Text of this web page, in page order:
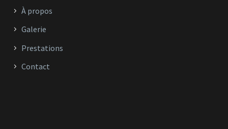
À propos
Galerie
Prestations
Contact